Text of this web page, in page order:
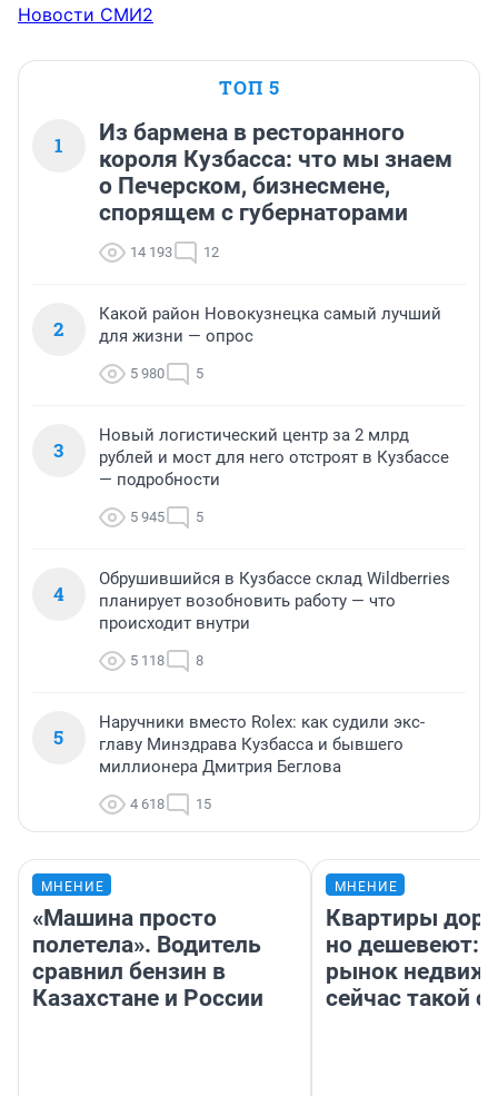
Новости СМИ2
ТОП 5
1
Из бармена в ресторанного
короля Кузбасса: что мы знаем
о Печерском, бизнесмене,
спорящем с губернаторами
14 193 12
2
Какой район Новокузнецка самый лучший
для жизни — опрос
5 980 5
3
Новый логистический центр за 2 млрд
рублей и мост для него отстроят в Кузбассе
— подробности
5 945 5
4
Обрушившийся в Кузбассе склад Wildberries
планирует возобновить работу — что
происходит внутри
5 118 8
5
Наручники вместо Rolex: как судили экс-
главу Минздрава Кузбасса и бывшего
миллионера Дмитрия Беглова
4 618 15
МНЕНИЕ
«Машина просто
полетела». Водитель
сравнил бензин в
Казахстане и России
МНЕНИЕ
Квартиры
но дешевеют:
рынок
сейчас такой